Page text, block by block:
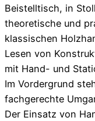
Beistelltisch, in
theoretische und
klassischen
Lesen von
mit Hand- und
Im Vordergrund
fachgerechte
Der Einsatz von